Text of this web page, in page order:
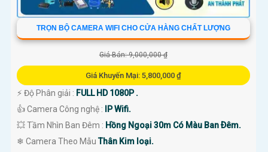
TRỌN BỘ CAMERA WIFI CHO CỬA HÀNG CHẤT LƯỢNG
Giá Bán: 9,000,000 ₫
Giá Khuyến Mại: 5,800,000 ₫
️⚡ Độ Phân giải : FULL HD 1080P .
👍 Camera Công nghệ :
IP Wifi.
💥 Tầm Nhìn Ban Đêm : Hồng Ngoại 30m Có Màu Ban Ðêm.
❄ Camera Theo MẫuThân Kim loại.